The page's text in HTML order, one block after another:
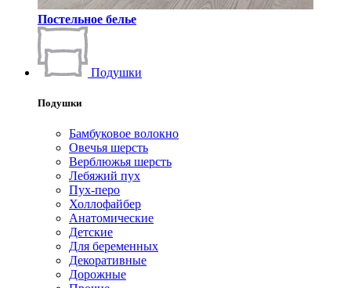
Постельное белье
Подушки
Подушки
Бамбуковое волокно
Овечья шерсть
Верблюжья шерсть
Лебяжий пух
Пух-перо
Холлофайбер
Анатомические
Детские
Для беременных
Декоративные
Дорожные